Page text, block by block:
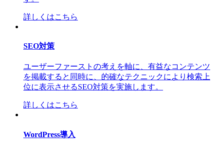
詳しくはこちら
SEO対策
ユーザーファーストの考えを軸に、有益なコンテンツ
を掲載すると同時に、的確なテクニックにより検索上
位に表示させるSEO対策を実施します。
詳しくはこちら
WordPress導入